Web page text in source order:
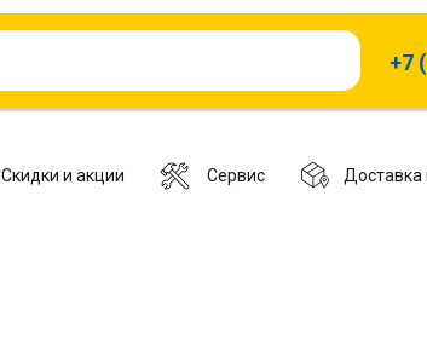
+7
Доставка
Скидки и акции Сервис